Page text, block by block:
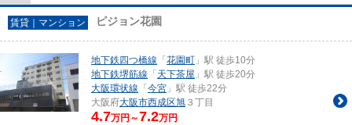
賃貸｜マンション ピジョン花園
地下鉄四つ橋線 「 花園町 」駅 徒歩10分
地下鉄堺筋線 「 天下茶屋 」駅 徒歩20分
大阪環状線 「 今宮 」駅 徒歩22分
大阪府大阪市西成区旭 ３丁目
4.7万円～7.2万円